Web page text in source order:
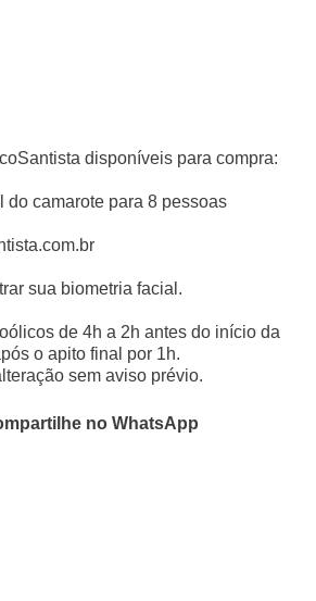
disponíveis para compra:
camarote para 8 pessoas
sua biometria facial.
de 4h a 2h antes do início da
o apito final por 1h.
sem aviso prévio.
no WhatsApp